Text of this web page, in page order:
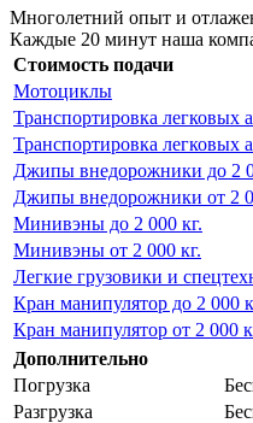
Многолетний опыт и
Каждые 20 минут наша
Стоимость подачи
Мотоциклы
Транспортировка легковых
Транспортировка легковых
Джипы внедорожники до 2
Джипы внедорожники от 2
Минивэны до 2 000 кг.
Минивэны от 2 000 кг.
Легкие грузовики и
Кран манипулятор до 2 000
Кран манипулятор от 2 000
Дополнительно
Погрузка
Разгрузка